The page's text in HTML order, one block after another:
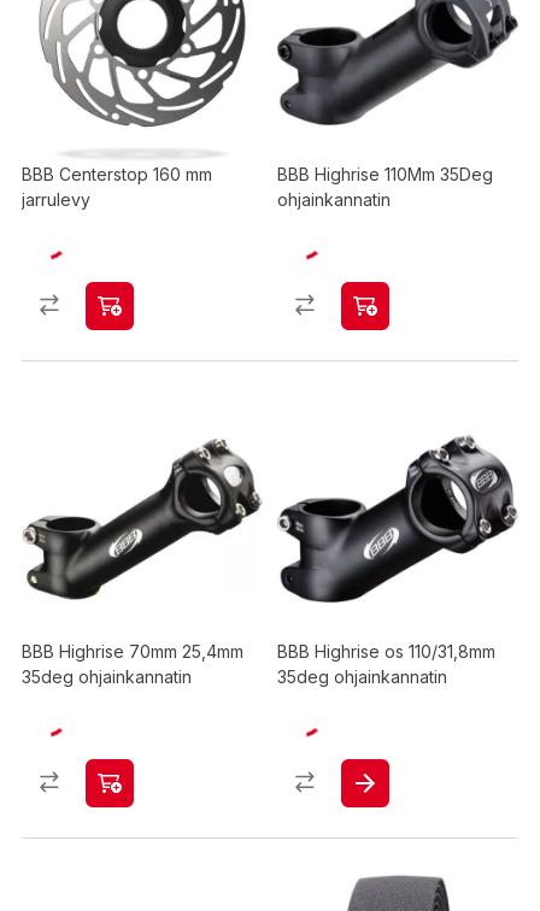
BBB Centerstop 160 mm
jarrulevy
BBB Highrise 110Mm 35Deg
ohjainkannatin
BBB Highrise 70mm 25,4mm
35deg ohjainkannatin
BBB Highrise os 110/31,8mm
35deg ohjainkannatin